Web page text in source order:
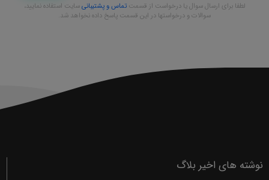
لطفا برای ارسال سوال یا درخواست از قسمتتماس و پشتیبانیسایت استفاده نمایید،
سوالات و درخواستها در این قسمت پاسخ داده نخواهد شد.
نوشته های اخیر بلاگ